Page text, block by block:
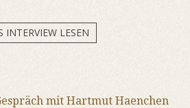
INTERVIEW LESEN
mit Hartmut Haenchen